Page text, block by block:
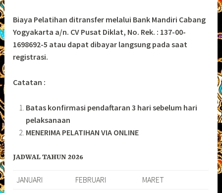
Biaya Pelatihan ditransfer melalui Bank Mandiri Cabang
Yogyakarta a/n. CV Pusat Diklat, No. Rek. : 137-00-
1698692-5 atau dapat dibayar langsung pada saat
registrasi.
Catatan :
Batas konfirmasi pendaftaran 3 hari sebelum hari
pelaksanaan
MENERIMA PELATIHAN VIA ONLINE
JADWAL TAHUN 2026
JANUARI FEBRUARI
MARET